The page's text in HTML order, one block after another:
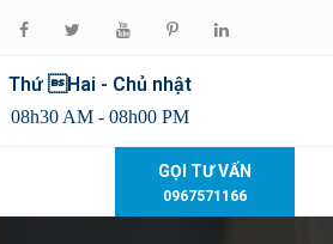
Thứ Hai - Chủ nhật
08h30 AM - 08h00 PM
GỌI TƯ VẤN
0967571166